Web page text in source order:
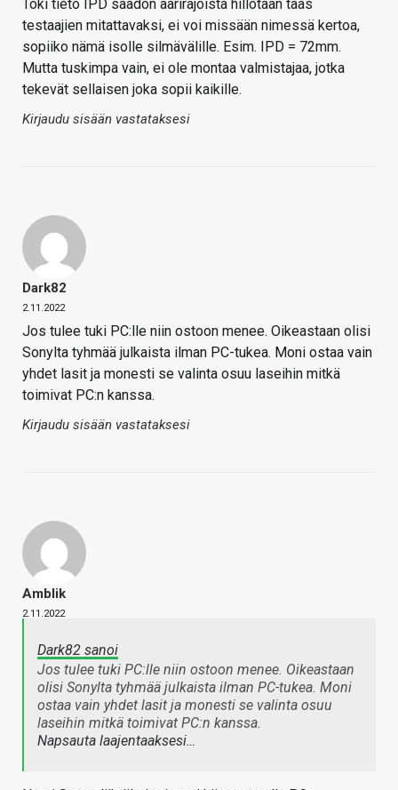
Toki tieto IPD säädön äärirajoista hillotaan taas
testaajien mitattavaksi, ei voi missään nimessä kertoa,
sopiiko nämä isolle silmävälille. Esim. IPD = 72mm.
Mutta tuskimpa vain, ei ole montaa valmistajaa, jotka
tekevät sellaisen joka sopii kaikille.
Kirjaudu sisään vastataksesi
Dark82
2.11.2022
Jos tulee tuki PC:lle niin ostoon menee. Oikeastaan olisi
Sonylta tyhmää julkaista ilman PC-tukea. Moni ostaa vain
yhdet lasit ja monesti se valinta osuu laseihin mitkä
toimivat PC:n kanssa.
Kirjaudu sisään vastataksesi
Amblik
2.11.2022
Dark82 sanoi
Jos tulee tuki PC:lle niin ostoon menee. Oikeastaan
olisi Sonylta tyhmää julkaista ilman PC-tukea. Moni
ostaa vain yhdet lasit ja monesti se valinta osuu
laseihin mitkä toimivat PC:n kanssa.
Napsauta laajentaaksesi…